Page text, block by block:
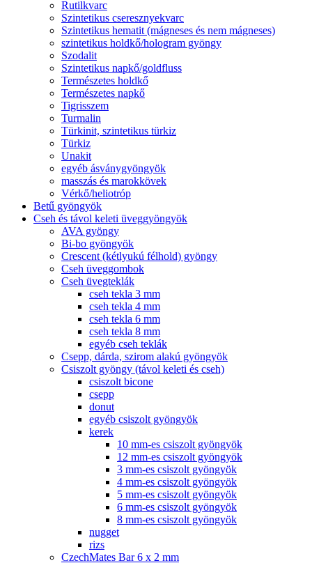
Rutilkvarc
Szintetikus cseresznyekvarc
Szintetikus hematit (mágneses és nem mágneses)
szintetikus holdkő/hologram gyöngy
Szodalit
Szintetikus napkő/goldfluss
Természetes holdkő
Természetes napkő
Tigrisszem
Turmalin
Türkinit, szintetikus türkiz
Türkiz
Unakit
egyéb ásványgyöngyök
masszás és marokkövek
Vérkő/heliotróp
Betű gyöngyök
Cseh és távol keleti üveggyöngyök
AVA gyöngy
Bi-bo gyöngyök
Crescent (kétlyukú félhold) gyöngy
Cseh üveggombok
Cseh üvegteklák
cseh tekla 3 mm
cseh tekla 4 mm
cseh tekla 6 mm
cseh tekla 8 mm
egyéb cseh teklák
Csepp, dárda, szirom alakú gyöngyök
Csiszolt gyöngy (távol keleti és cseh)
csiszolt bicone
csepp
donut
egyéb csiszolt gyöngyök
kerek
10 mm-es csiszolt gyöngyök
12 mm-es csiszolt gyöngyök
3 mm-es csiszolt gyöngyök
4 mm-es csiszolt gyöngyök
5 mm-es csiszolt gyöngyök
6 mm-es csiszolt gyöngyök
8 mm-es csiszolt gyöngyök
nugget
rizs
CzechMates Bar 6 x 2 mm